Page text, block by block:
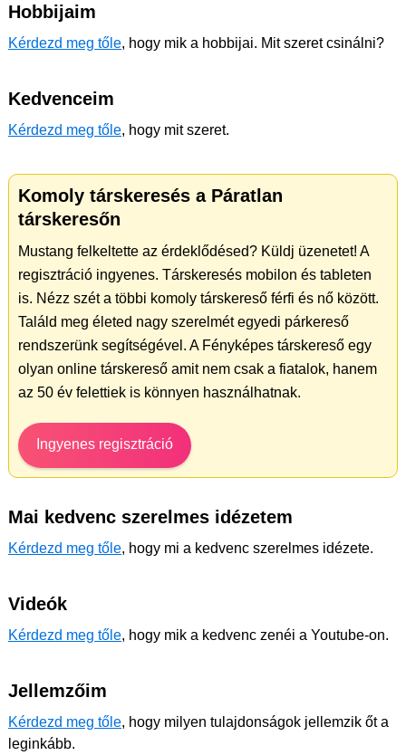
Hobbijaim
Kérdezd meg tőle, hogy mik a hobbijai. Mit szeret csinálni?
Kedvenceim
Kérdezd meg tőle, hogy mit szeret.
Komoly társkeresés a Páratlan
társkeresőn
Mustang felkeltette az érdeklődésed? Küldj üzenetet! A
regisztráció ingyenes. Társkeresés mobilon és tableten
is. Nézz szét a többi komoly társkereső férfi és nő között.
Találd meg életed nagy szerelmét egyedi párkereső
rendszerünk segítségével. A Fényképes társkereső egy
olyan online társkereső amit nem csak a fiatalok, hanem
az 50 év felettiek is könnyen használhatnak.
Ingyenes regisztráció
Mai kedvenc szerelmes idézetem
Kérdezd meg tőle, hogy mi a kedvenc szerelmes idézete.
Videók
Kérdezd meg tőle, hogy mik a kedvenc zenéi a Youtube-on.
Jellemzőim
Kérdezd meg tőle, hogy milyen tulajdonságok jellemzik őt a
leginkább.